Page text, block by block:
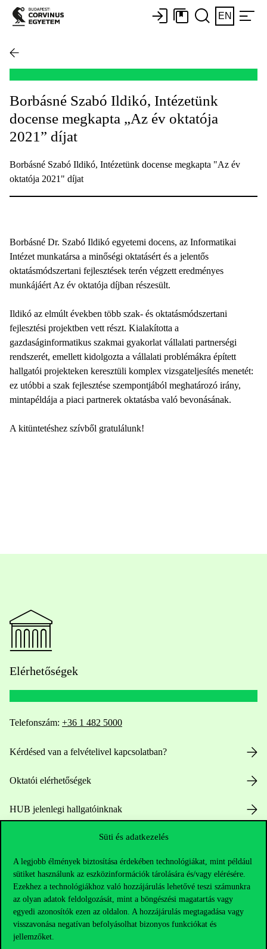
Süti és adatkezelés
A legjobb élmények biztosítása érdekében technológiákat, mint például
sütiket használunk az eszközinformációk tárolására és/vagy elérésére.
Ezekhez a technológiákhoz való hozzájárulás lehetővé teszi számunkra
az olyan adatok feldolgozását, mint a böngészési magatartás vagy
egyedi azonosítók ezen az oldalon. A hozzájárulás megtagadása vagy
visszavonása negatívan befolyásolhat bizonyos funkciókat és
jellemzőket.
EN
Borbásné Szabó Ildikó, Intézetünk
docense megkapta „Az év oktatója
2021” díjat
Borbásné Szabó Ildikó, Intézetünk docense megkapta "Az év
oktatója 2021" díjat
Borbásné Dr. Szabó Ildikó egyetemi docens, az Informatikai
Intézet munkatársa a minőségi oktatásért és a jelentős
oktatásmódszertani fejlesztések terén végzett eredményes
munkájáért Az év oktatója díjban részesült.
Ildikó az elmúlt években több szak- és oktatásmódszertani
fejlesztési projektben vett részt. Kialakította a
gazdaságinformatikus szakmai gyakorlat vállalati partnerségi
rendszerét, emellett kidolgozta a vállalati problémákra épített
hallgatói projekteken keresztüli komplex vizsgateljesítés menetét:
ez utóbbi a szak fejlesztése szempontjából meghatározó irány,
mintapéldája a piaci partnerek oktatásba való bevonásának.
A kitüntetéshez szívből gratulálunk!
Elérhetőségek
Telefonszám: +36 1 482 5000
Kérdésed van a felvételivel kapcsolatban?
Oktatói elérhetőségek
HUB jelenlegi hallgatóinknak
press@uni-corvinus.hu
Hasznos linkek